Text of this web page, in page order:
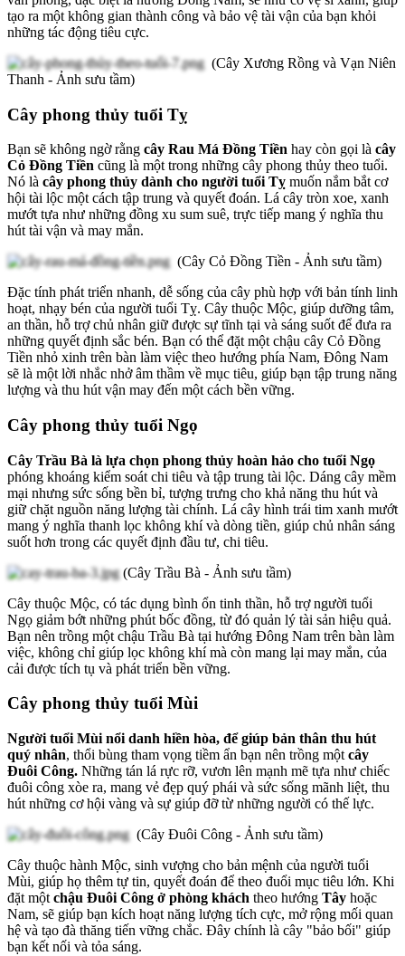
tạo ra một không gian thành công và bảo vệ tài vận của bạn khỏi
những tác động tiêu cực.
(Cây Xương Rồng và Vạn Niên
Thanh - Ảnh sưu tầm)
Cây phong thủy tuổi Tỵ
Bạn sẽ không ngờ rằng cây Rau Má Đồng Tiền hay còn gọi là cây
Cỏ Đồng Tiền cũng là một trong những cây phong thủy theo tuổi.
Nó là cây phong thủy dành cho người tuổi Tỵ muốn nắm bắt cơ
hội tài lộc một cách tập trung và quyết đoán. Lá cây tròn xoe, xanh
mướt tựa như những đồng xu sum suê, trực tiếp mang ý nghĩa thu
hút tài vận và may mắn.
(Cây Cỏ Đồng Tiền - Ảnh sưu tầm)
Đặc tính phát triển nhanh, dễ sống của cây phù hợp với bản tính linh
hoạt, nhạy bén của người tuổi Tỵ. Cây thuộc Mộc, giúp dưỡng tâm,
an thần, hỗ trợ chủ nhân giữ được sự tĩnh tại và sáng suốt để đưa ra
những quyết định sắc bén. Bạn có thể đặt một chậu cây Cỏ Đồng
Tiền nhỏ xinh trên bàn làm việc theo hướng phía Nam, Đông Nam
sẽ là một lời nhắc nhở âm thầm về mục tiêu, giúp bạn tập trung năng
lượng và thu hút vận may đến một cách bền vững.
Cây phong thủy tuổi Ngọ
Cây Trầu Bà là lựa chọn phong thủy hoàn hảo cho tuổi Ngọ
phóng khoáng kiểm soát chi tiêu và tập trung tài lộc. Dáng cây mềm
mại nhưng sức sống bền bỉ, tượng trưng cho khả năng thu hút và
giữ chặt nguồn năng lượng tài chính. Lá cây hình trái tim xanh mướt
mang ý nghĩa thanh lọc không khí và dòng tiền, giúp chủ nhân sáng
suốt hơn trong các quyết định đầu tư, chi tiêu.
(Cây Trầu Bà - Ảnh sưu tầm)
Cây thuộc Mộc, có tác dụng bình ổn tinh thần, hỗ trợ người tuổi
Ngọ giảm bớt những phút bốc đồng, từ đó quản lý tài sản hiệu quả.
Bạn nên trồng một chậu Trầu Bà tại hướng Đông Nam trên bàn làm
việc, không chỉ giúp lọc không khí mà còn mang lại may mắn, của
cải được tích tụ và phát triển bền vững.
Cây phong thủy tuổi Mùi
Người tuổi Mùi nổi danh hiền hòa, để giúp bản thân thu hút
quý nhân, thổi bùng tham vọng tiềm ẩn bạn nên trồng một cây
Đuôi Công. Những tán lá rực rỡ, vươn lên mạnh mẽ tựa như chiếc
đuôi công xòe ra, mang vẻ đẹp quý phái và sức sống mãnh liệt, thu
hút những cơ hội vàng và sự giúp đỡ từ những người có thế lực.
(Cây Đuôi Công - Ảnh sưu tầm)
Cây thuộc hành Mộc, sinh vượng cho bản mệnh của người tuổi
Mùi, giúp họ thêm tự tin, quyết đoán để theo đuổi mục tiêu lớn. Khi
đặt một chậu Đuôi Công ở phòng khách theo hướng Tây hoặc
Nam, sẽ giúp bạn kích hoạt năng lượng tích cực, mở rộng mối quan
hệ và tạo đà thăng tiến vững chắc. Đây chính là cây "bảo bối" giúp
bạn kết nối và tỏa sáng.